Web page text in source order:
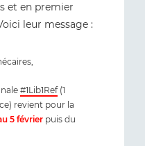
et en premier
leur message :
#1Lib1Ref(1
revient pour la
5 février puis du